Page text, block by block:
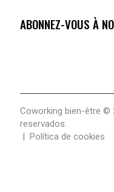
ABONNEZ-VOUS À
Coworking bien-être ©
reservados.
| Política de cookies